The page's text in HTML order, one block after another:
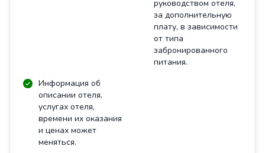
руководством отеля,
за дополнительную
плату, в зависимости
от типа
забронированного
питания.
Информация об
описании отеля,
услугах отеля,
времени их оказания
и ценах может
меняться.